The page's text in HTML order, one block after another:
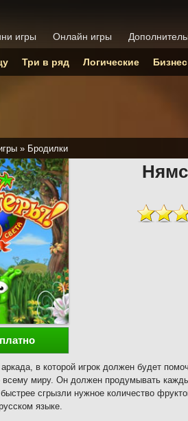
» Бродилки
в которой игрок должен будет
всему миру. Он должен продумывать
сгрызли нужное количество
языке.
игры Онлайн игры
Три в ряд Логические Бизнес